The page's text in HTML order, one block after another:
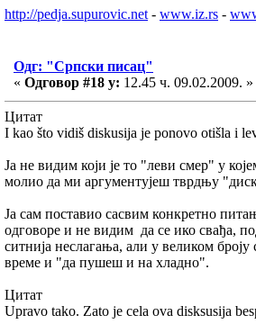
http://pedja.supurovic.net - www.iz.rs -
Одг: "Српски писац"
« Одговор #18 у: 12.45 ч. 09.02.2009. »
Цитат
I kao što vidiš diskusija je ponovo otišla i
Ја не видим који је то "леви смер" у
молио да ми аргументујеш тврдњу
Ја сам поставио сасвим конкретно
одговоре и не видим да се ико свађа,
ситнија неслагања, али у великом
време и "да пушеш и на хладно".
Цитат
Upravo tako. Zato je cela ova disksusija